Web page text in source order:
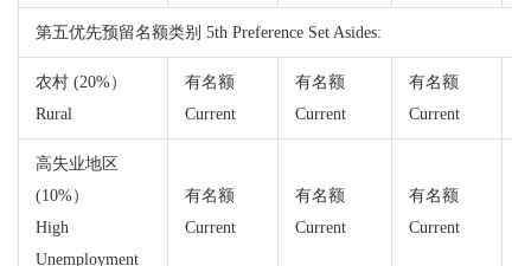
第五优先预留名额类别 5th Preference Set Asides:
农村 (20%）
Rural
有名额
Current
有名额
Current
有名额
Current
高失业地区
(10%）
High
Unemployment
有名额
Current
有名额
Current
有名额
Current